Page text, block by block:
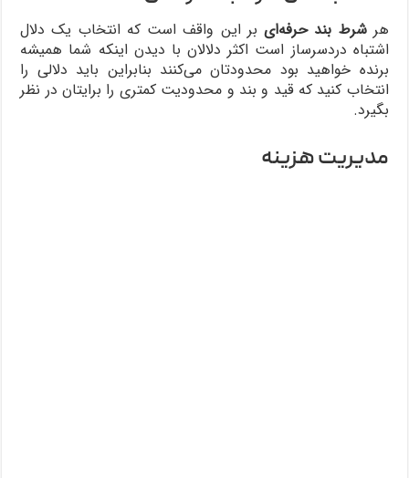
هرشرط‌ بند حرفه‌ایبر این واقف است که انتخاب یک دلال
اشتباه دردسر‌ساز است اکثر دلالان با دیدن اینکه شما همیشه
برنده خواهید بود محدودتان می‌کنند بنابراین باید دلالی را
انتخاب کنید که قید ‌و بند و محدودیت کمتری را برایتان در نظر
بگیرد.
مدیریت هزینه